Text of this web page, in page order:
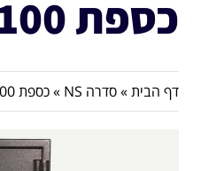
כספת NS-100
דף הבית»סדרה NS »כספת NS-100